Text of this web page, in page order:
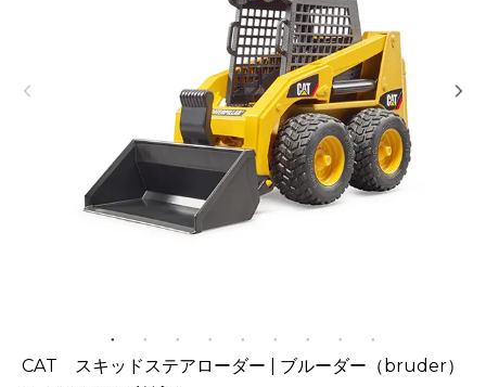
CAT スキッドステアローダー | ブルーダー（bruder）